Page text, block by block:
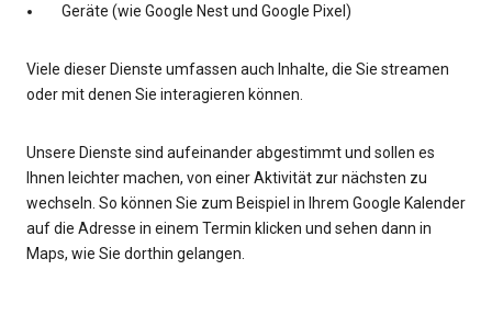
Geräte (wie Google Nest und Google Pixel)
Viele dieser Dienste umfassen auch Inhalte, die Sie streamen
oder mit denen Sie interagieren können.
Unsere Dienste sind aufeinander abgestimmt und sollen es
Ihnen leichter machen, von einer Aktivität zur nächsten zu
wechseln. So können Sie zum Beispiel in Ihrem Google Kalender
auf die Adresse in einem Termin klicken und sehen dann in
Maps, wie Sie dorthin gelangen.